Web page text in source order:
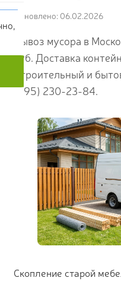
Обновлено: 06.02.2026
Вывоз мусора в
куб. Доставка
Строительный и
(495) 230-23-84.
Скопление старой